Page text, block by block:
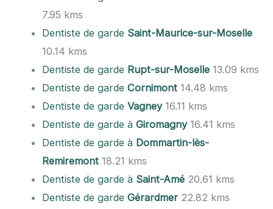
7.95 kms
Dentiste de garde Saint-Maurice-sur-Moselle
10.14 kms
Dentiste de garde Rupt-sur-Moselle 13.09 kms
Dentiste de gardeCornimont 14.48 kms
Dentiste de gardeVagney16.11 kms
Dentiste de garde àGiromagny16.41 kms
Dentiste de garde à Dommartin-lès-
Remiremont 18.21 kms
Dentiste de garde à Saint-Amé 20.61 kms
Dentiste de gardeGérardmer 22.82 kms